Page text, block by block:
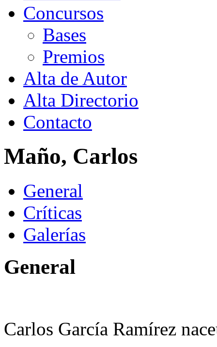
Concursos
Bases
Premios
Alta de Autor
Alta Directorio
Contacto
Maño, Carlos
General
Críticas
Galerías
General
Carlos García Ramírez